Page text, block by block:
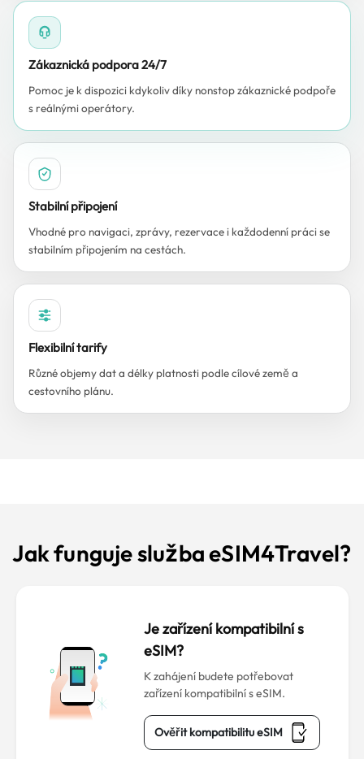
Zákaznická podpora 24/7
Pomoc je k dispozici kdykoliv díky nonstop zákaznické podpoře
s reálnými operátory.
Stabilní připojení
Vhodné pro navigaci, zprávy, rezervace i každodenní práci se
stabilním připojením na cestách.
Flexibilní tarify
Různé objemy dat a délky platnosti podle cílové země a
cestovního plánu.
Jak funguje služba eSIM4Travel?
Je zařízení kompatibilní s
eSIM?
K zahájení budete potřebovat
zařízení kompatibilní s eSIM.
Ověřit kompatibilitu eSIM